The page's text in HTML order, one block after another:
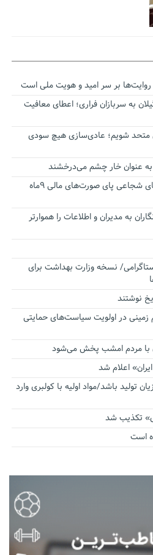
بر سر امید و هویت ملی است
به سربازان فراری؛ اعطای معافیت
متحد شویم؛ عادی‌سازی هیچ سودی
به عنوان خار چشم می‌درخشند
اتفاق عجیب در استقلال؛ امضای شجاعی پای صورت‌های مالی ٩ماه
به مدیران و اطلاعات را هموارتر
نسخه وزارت بهداشت برای
نوشتند
زمینی در اولویت سیاست‌های حمایتی
با مردم امشب پخش می‌شود
اعلام شد
تولید باشد/مواد اولیه با کولبری وارد
تکذیب شد
است